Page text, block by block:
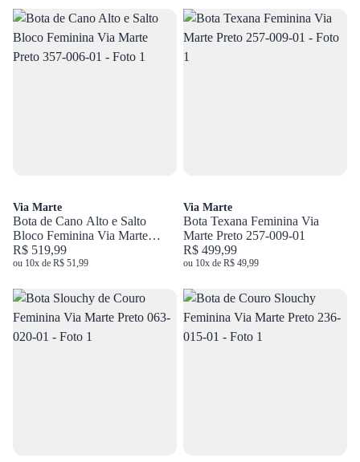
Via Marte
Bota de Cano Alto e Salto
Bloco Feminina Via Marte
Preto 357-006-01
R$ 519,99
ou 10x de R$ 51,99
Via Marte
Bota Texana Feminina Via
Marte Preto 257-009-01
R$ 499,99
ou 10x de R$ 49,99